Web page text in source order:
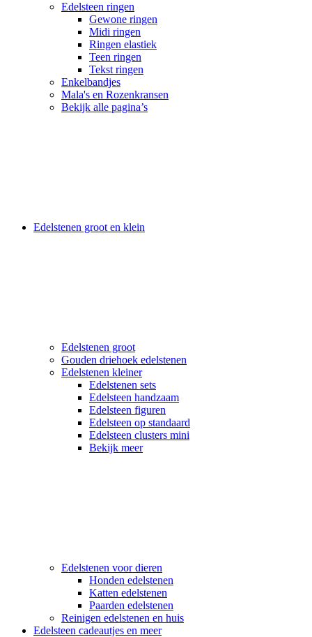
Edelsteen ringen
Gewone ringen
Midi ringen
Ringen elastiek
Teen ringen
Tekst ringen
Enkelbandjes
Mala's en Rozenkransen
Bekijk alle pagina’s
Edelstenen groot en klein
Edelstenen groot
Gouden driehoek edelstenen
Edelstenen kleiner
Edelstenen sets
Edelsteen handzaam
Edelsteen figuren
Edelsteen op standaard
Edelsteen clusters mini
Bekijk meer
Edelstenen voor dieren
Honden edelstenen
Katten edelstenen
Paarden edelstenen
Reinigen edelstenen en huis
Edelsteen cadeautjes en meer